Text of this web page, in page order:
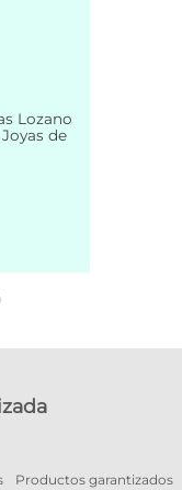
Lozano
de
Productos garantizados